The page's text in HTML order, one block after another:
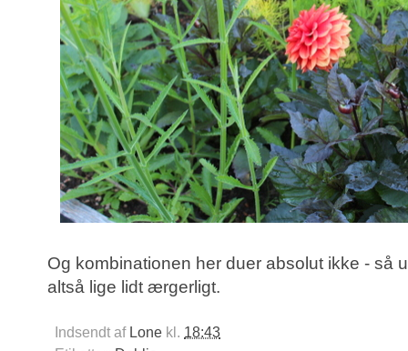
Og kombinationen her duer absolut ikke - så
altså lige lidt ærgerligt.
Indsendt af Lone kl. 18:43